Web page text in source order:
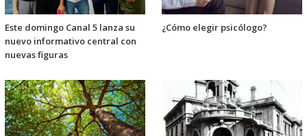
Este domingo Canal 5 lanza su
nuevo informativo central con
nuevas figuras
¿Cómo elegir psicólogo?